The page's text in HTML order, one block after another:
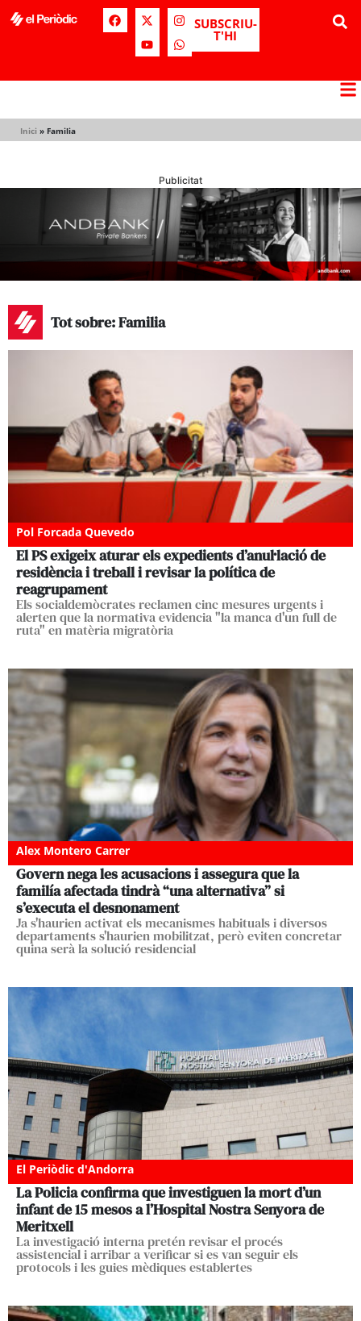
SUBSCRIU-
T'HI
Inici » Familia
Publicitat
Tot sobre: Familia
Pol Forcada Quevedo
El PS exigeix aturar els expedients d’anul·lació de
residència i treball i revisar la política de
reagrupament
Els socialdemòcrates reclamen cinc mesures urgents i
alerten que la normativa evidencia "la manca d'un full de
ruta" en matèria migratòria
Alex Montero Carrer
Govern nega les acusacions i assegura que la
familía afectada tindrà “una alternativa” si
s’executa el desnonament
Ja s'haurien activat els mecanismes habituals i diversos
departaments s'haurien mobilitzat, però eviten concretar
quina serà la solució residencial
El Periòdic d'Andorra
La Policia confirma que investiguen la mort d’un
infant de 15 mesos a l’Hospital Nostra Senyora de
Meritxell
La investigació interna pretén revisar el procés
assistencial i arribar a verificar si es van seguir els
protocols i les guies mèdiques establertes